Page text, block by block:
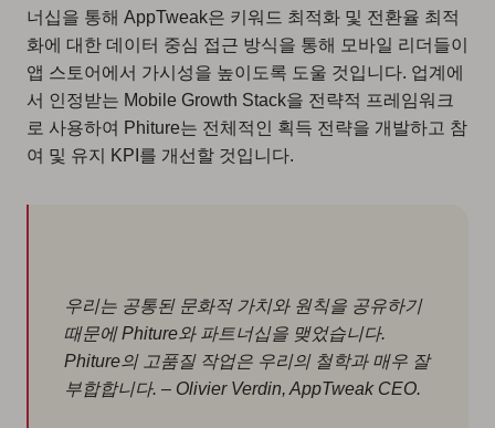
너십을 통해 AppTweak은 키워드 최적화 및 전환율 최적
화에 대한 데이터 중심 접근 방식을 통해 모바일 리더들이
앱 스토어에서 가시성을 높이도록 도울 것입니다. 업계에
서 인정받는 Mobile Growth Stack을 전략적 프레임워크
로 사용하여 Phiture는 전체적인 획득 전략을 개발하고 참
여 및 유지 KPI를 개선할 것입니다.
우리는 공통된 문화적 가치와 원칙을 공유하기
때문에 Phiture와 파트너십을 맺었습니다.
Phiture의 고품질 작업은 우리의 철학과 매우 잘
부합합니다. – Olivier Verdin, AppTweak CEO.